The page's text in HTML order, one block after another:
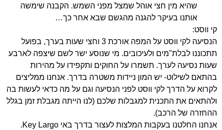
שהיא מין חצי אוהל שמצל מפני השמש. הקבנה שימשה
אותנו בעיקר להגנה מהגשם שבא אחר כך…
קי ווסט:
הנסיעה לקי ווסט על המפה אורכת 3 וחצי שעות בערך, בפועל
תתכוננו לבלת"מים ולעיכובים. מי שנוסע ישר לשם שיצפה לארבע
שעות נסיעה לערך. תשמרו על החוקים ותקפידו על מהירות
בהתאם לשילוט- יש המון ניידות משטרה בדרך. אנחנו ממליצים
לקרוא על הדרך לקי ווסט לפני הנסיעה וגם על מה כדאי לעשות בה
ולהתאים את התכנית למגבלות שלכם (לנו הייתה מגבלת זמן בגלל
ההחזרה של הרכב).
אנחנו החלטנו בעקבות המלצות לעצור בדרך באי Key Largo.